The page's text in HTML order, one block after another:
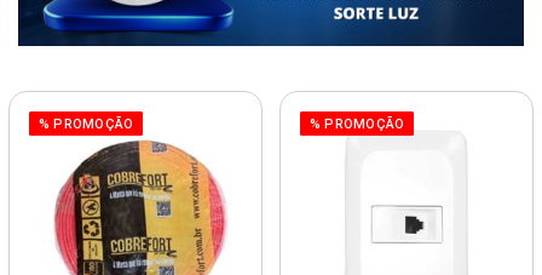
% PROMOÇÃO % PROMOÇÃO